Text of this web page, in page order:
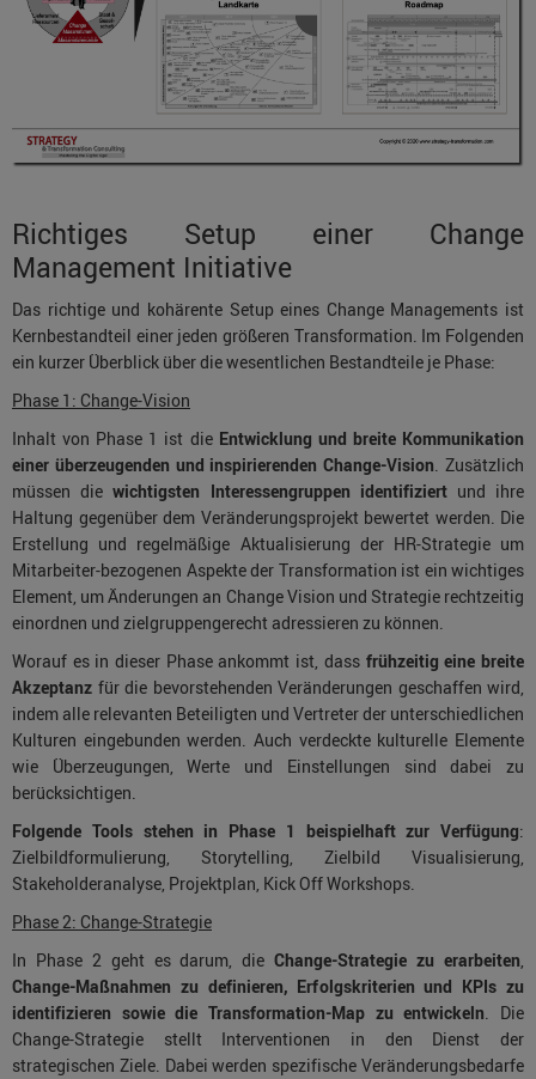
Richtiges Setup einer Change
Management Initiative
Das richtige und kohärente Setup eines Change Managements ist
Kernbestandteil einer jeden größeren Transformation. Im Folgenden
ein kurzer Überblick über die wesentlichen Bestandteile je Phase:
Phase 1: Change-Vision
Inhalt von Phase 1 ist die Entwicklung und breite Kommunikation
einer überzeugenden und inspirierenden Change-Vision. Zusätzlich
müssen diewichtigsten Interessengruppen identifiziertund ihre
Haltung gegenüber dem Veränderungsprojekt bewertet werden. Die
Erstellung und regelmäßige Aktualisierung der HR-Strategie um
Mitarbeiter-bezogenen Aspekte der Transformation ist ein wichtiges
Element, um Änderungen an Change Vision und Strategie rechtzeitig
einordnen und zielgruppengerecht adressieren zu können.
Worauf es in dieser Phase ankommt ist, dass frühzeitig eine breite
Akzeptanz für die bevorstehenden Veränderungen geschaffen wird,
indem alle relevanten Beteiligten und Vertreter der unterschiedlichen
Kulturen eingebunden werden. Auch verdeckte kulturelle Elemente
wie Überzeugungen, Werte und Einstellungen sind dabei zu
berücksichtigen.
Folgende Tools stehen in Phase 1 beispielhaft zur Verfügung:
Zielbildformulierung, Storytelling, Zielbild Visualisierung,
Stakeholderanalyse, Projektplan, Kick Off Workshops.
Phase 2: Change-Strategie
In Phase 2 geht es darum, dieChange-Strategie zu erarbeiten,
Change-Maßnahmen zu definieren, Erfolgskriterien und KPIs zu
identifizieren sowie die Transformation-Map zu entwickeln. Die
Change-Strategie stellt Interventionen in den Dienst der
strategischen Ziele. Dabei werden spezifische Veränderungsbedarfe